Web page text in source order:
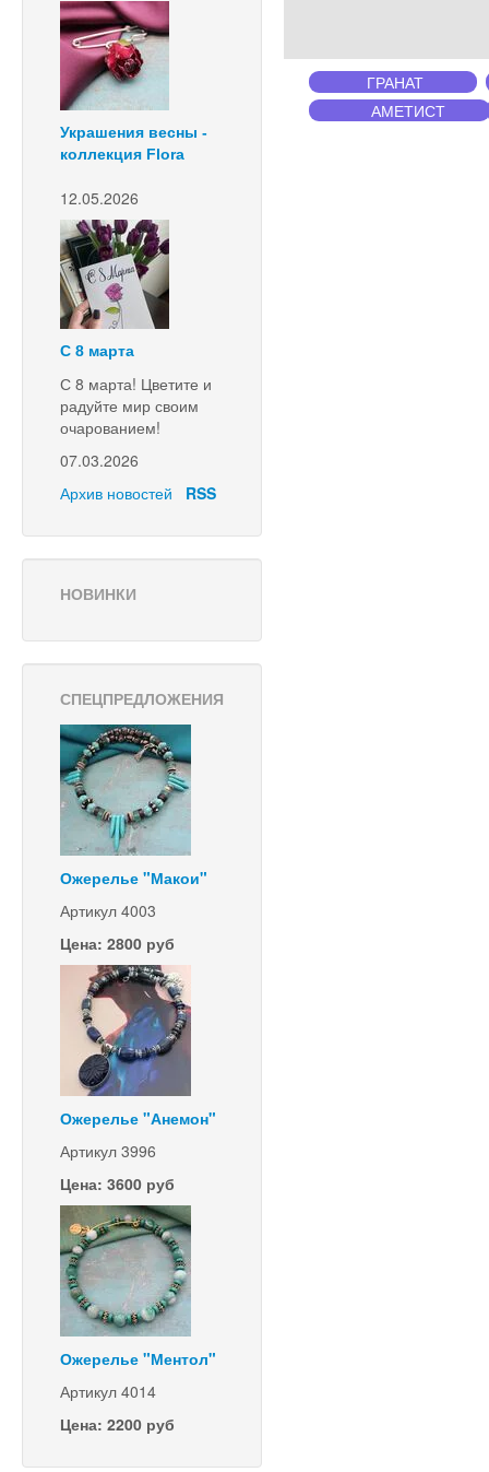
Украшения весны -
коллекция Flora
12.05.2026
С 8 марта
С 8 марта! Цветите и
радуйте мир своим
очарованием!
07.03.2026
Архив новостей
RSS
НОВИНКИ
СПЕЦПРЕДЛОЖЕНИЯ
Ожерелье "Макои"
Артикул 4003
Цена: 2800 руб
Ожерелье "Анемон"
Артикул 3996
Цена: 3600 руб
Ожерелье "Ментол"
Артикул 4014
Цена: 2200 руб
ГРАНАТ
АМЕТИСТ